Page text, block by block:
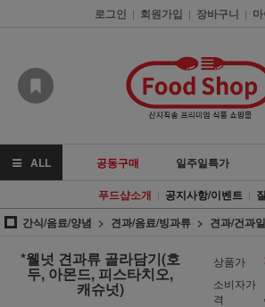
로그인 | 회원가입 | 장바구니 |
ALL 공동구매 일주일특가
푸드샵소개 | 공지사항/이벤트 |
간식/음료/양념
견과/음료/빙과류 견과/건과일
*웰넛 견과류 골라담기(호
두, 아몬드, 피스타치오,
캐슈넛)
상품가
소비자가
격